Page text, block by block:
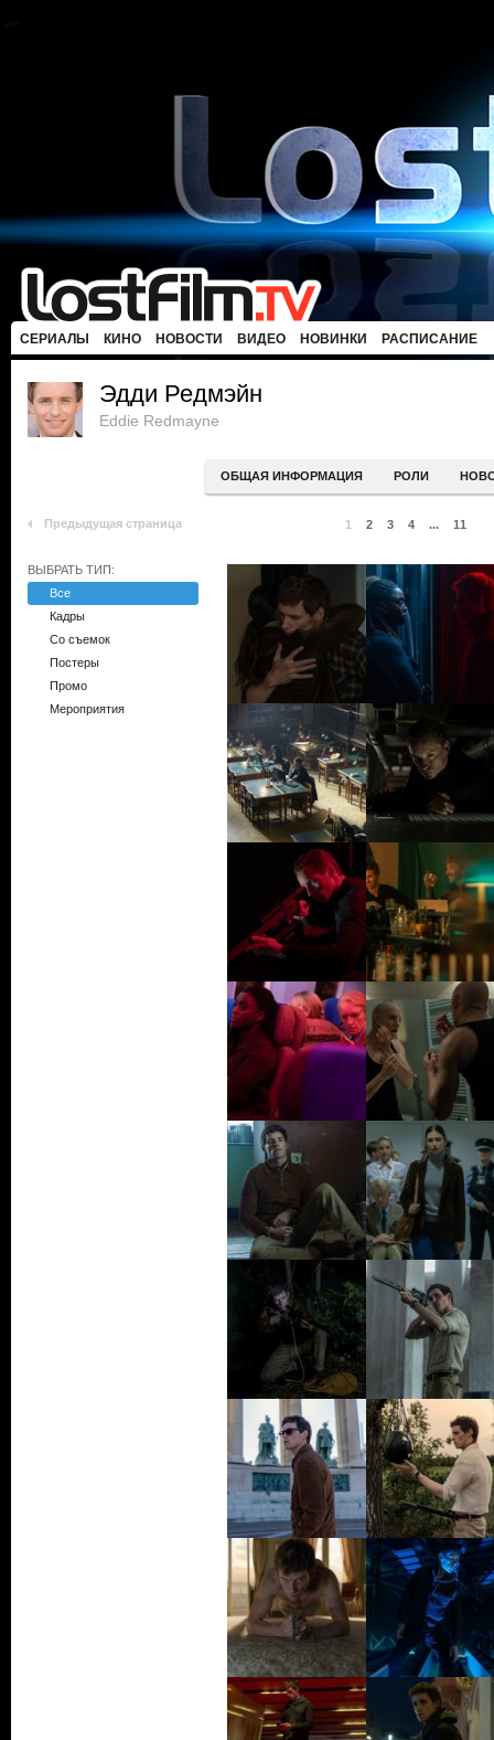
СЕРИАЛЫ КИНО НОВОСТИ ВИДЕО НОВИНКИ РАСПИСАНИЕ
Эдди Редмэйн
Eddie Redmayne
ОБЩАЯ ИНФОРМАЦИЯ РОЛИ
Предыдущая страница 1 2 3 4 ... 11
ВЫБРАТЬ ТИП:
Все
Кадры
Со съемок
Постеры
Промо
Мероприятия